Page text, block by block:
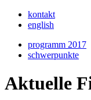
kontakt
english
programm 2017
schwerpunkte
Aktuelle